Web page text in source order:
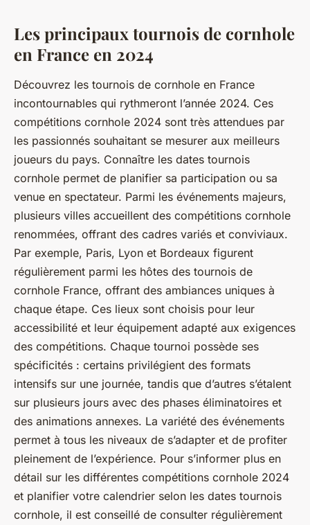
Les principaux tournois de cornhole
en France en 2024
Découvrez les tournois de cornhole en France
incontournables qui rythmeront l’année 2024. Ces
compétitions cornhole 2024 sont très attendues par
les passionnés souhaitant se mesurer aux meilleurs
joueurs du pays. Connaître les dates tournois
cornhole permet de planifier sa participation ou sa
venue en spectateur. Parmi les événements majeurs,
plusieurs villes accueillent des compétitions cornhole
renommées, offrant des cadres variés et conviviaux.
Par exemple, Paris, Lyon et Bordeaux figurent
régulièrement parmi les hôtes des tournois de
cornhole France, offrant des ambiances uniques à
chaque étape. Ces lieux sont choisis pour leur
accessibilité et leur équipement adapté aux exigences
des compétitions. Chaque tournoi possède ses
spécificités : certains privilégient des formats
intensifs sur une journée, tandis que d’autres s’étalent
sur plusieurs jours avec des phases éliminatoires et
des animations annexes. La variété des événements
permet à tous les niveaux de s’adapter et de profiter
pleinement de l’expérience. Pour s’informer plus en
détail sur les différentes compétitions cornhole 2024
et planifier votre calendrier selon les dates tournois
cornhole, il est conseillé de consulter régulièrement